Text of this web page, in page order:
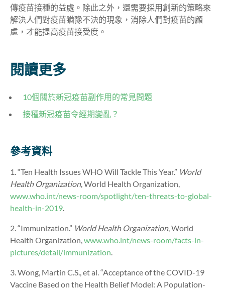
傳疫苗接種的益處。除此之外，還需要採用創新的策略來
解決人們對疫苗猶豫不決的現象，消除人們對疫苗的顧
慮，才能提高疫苗接受度。
閱讀更多
10個關於新冠疫苗副作用的常見問題
接種新冠疫苗令經期變亂？
參考資料
1. “Ten Health Issues WHO Will Tackle This Year.” World
Health Organization, World Health Organization,
www.who.int/news-room/spotlight/ten-threats-to-global-
health-in-2019.
2. “Immunization.” World Health Organization, World
Health Organization,www.who.int/news-room/facts-in-
pictures/detail/immunization.
3. Wong, Martin C.S., et al. “Acceptance of the COVID-19
Vaccine Based on the Health Belief Model: A Population-